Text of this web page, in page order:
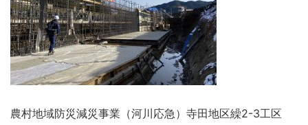
農村地域防災減災事業（河川応急）寺田地区繰2-3工区